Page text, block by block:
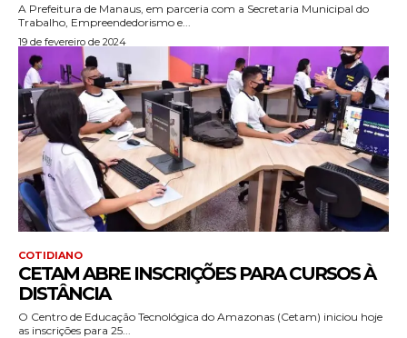
A Prefeitura de Manaus, em parceria com a Secretaria Municipal do
Trabalho, Empreendedorismo e...
19 de fevereiro de 2024
COTIDIANO
CETAM ABRE INSCRIÇÕES PARA CURSOS À
DISTÂNCIA
O Centro de Educação Tecnológica do Amazonas (Cetam) iniciou hoje
as inscrições para 25...